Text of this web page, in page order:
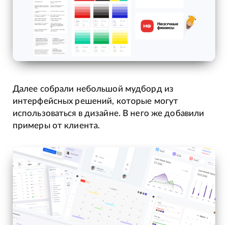
Далее собрали небольшой мудборд из
интерфейсных решений, которые могут
использоваться в дизайне. В него же добавили
примеры от клиента.